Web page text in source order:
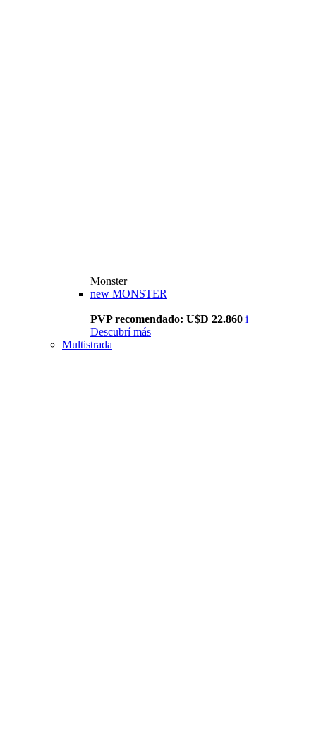
Monster
new MONSTER
PVP recomendado: U$D 22.860 i
Descubrí más
Multistrada